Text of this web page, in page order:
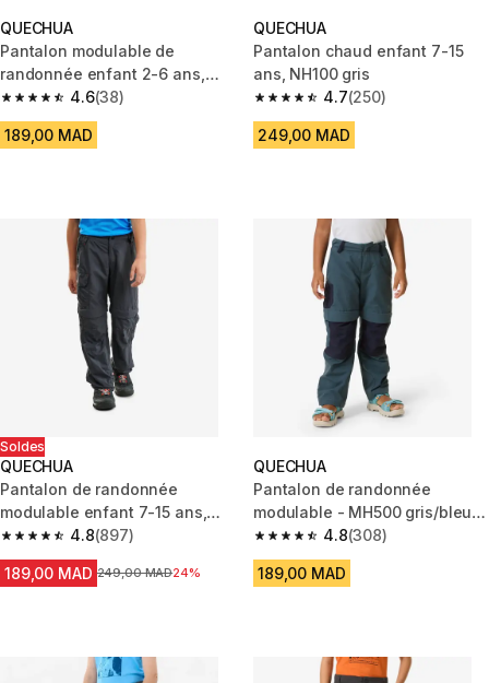
QUECHUA
Pantalon modulable de
randonnée enfant 2-6 ans,
MH500 kid rose
4.6
4.6 out of 5 stars from 38 reviews
(38)
189,00 MAD
QUECHUA
Pantalon chaud enfant 7-15
ans, NH100 gris
4.7
4.7 out of 5 stars from 250
(250)
249,00 MAD
Soldes
QUECHUA
Pantalon de randonnée
modulable enfant 7-15 ans,
MH500 noir4.8
4.8 out of 5 stars from 897 reviews
(897)
189,00 MAD Prix avant la réduction
249,00 MAD24%
QUECHUA
Pantalon de randonnée
modulable - MH500 gris/bleu-
enfant 2-6 ANS
4.8
4.8 out of 5 stars from 308
(308)
189,00 MAD